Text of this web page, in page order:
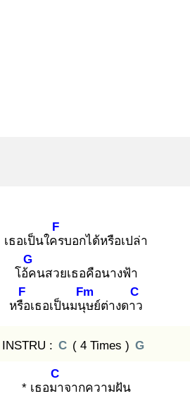
เธอเป็นใคร
F
บอกได้หรือเปล่า
โอ้ค
G
นสวยเธอคือนางฟ้า
หรือ
F
เธอเป็นมนุษ
Fm
ย์ต่างดาว
C
INSTRU : C ( 4 Times ) G
* เธอมา
C
จากความฝัน